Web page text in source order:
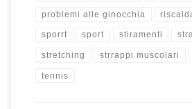
problemi alle ginocchia
sporrt sport stiramenti
stretching strrappi muscolari
tennis